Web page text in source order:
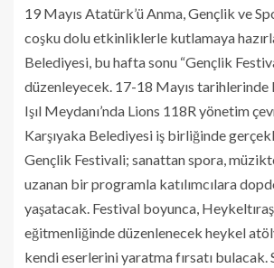
19 Mayıs Atatürk’ü Anma, Gençlik ve
coşku dolu etkinliklerle kutlamaya
Belediyesi, bu hafta sonu “Gençlik
düzenleyecek. 17-18 Mayıs tarihlerinde
Işıl Meydanı’nda Lions 118R yönetim
Karşıyaka Belediyesi iş birliğinde
Gençlik Festivali; sanattan spora,
uzanan bir programla katılımcılara
yaşatacak. Festival boyunca, Heykeltıraş
eğitmenliğinde düzenlenecek heykel
kendi eserlerini yaratma fırsatı bulacak.